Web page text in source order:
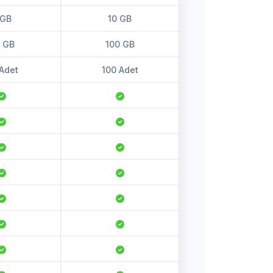
GB
10 GB
100 GB
100 Adet